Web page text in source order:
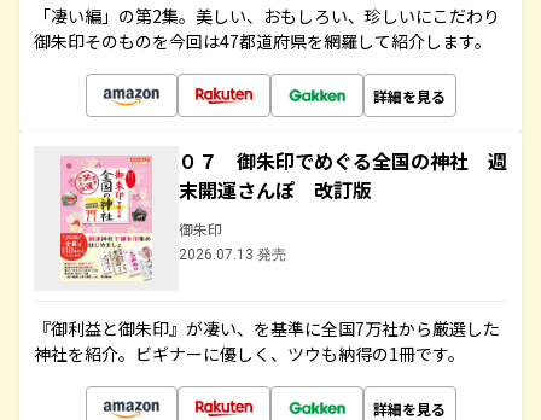
「凄い編」の第2集。美しい、おもしろい、珍しいにこだわり
御朱印そのものを今回は47都道府県を網羅して紹介します。
詳細を見る
０７ 御朱印でめぐる全国の神社 週
末開運さんぽ 改訂版
御朱印
2026.07.13 発売
『御利益と御朱印』が凄い、を基準に全国7万社から厳選した
神社を紹介。ビギナーに優しく、ツウも納得の1冊です。
詳細を見る